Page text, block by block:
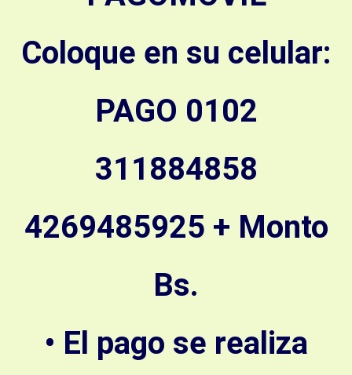
Coloque en su celular:
PAGO 0102
311884858
4269485925 + Monto
Bs.
• El pago se realiza